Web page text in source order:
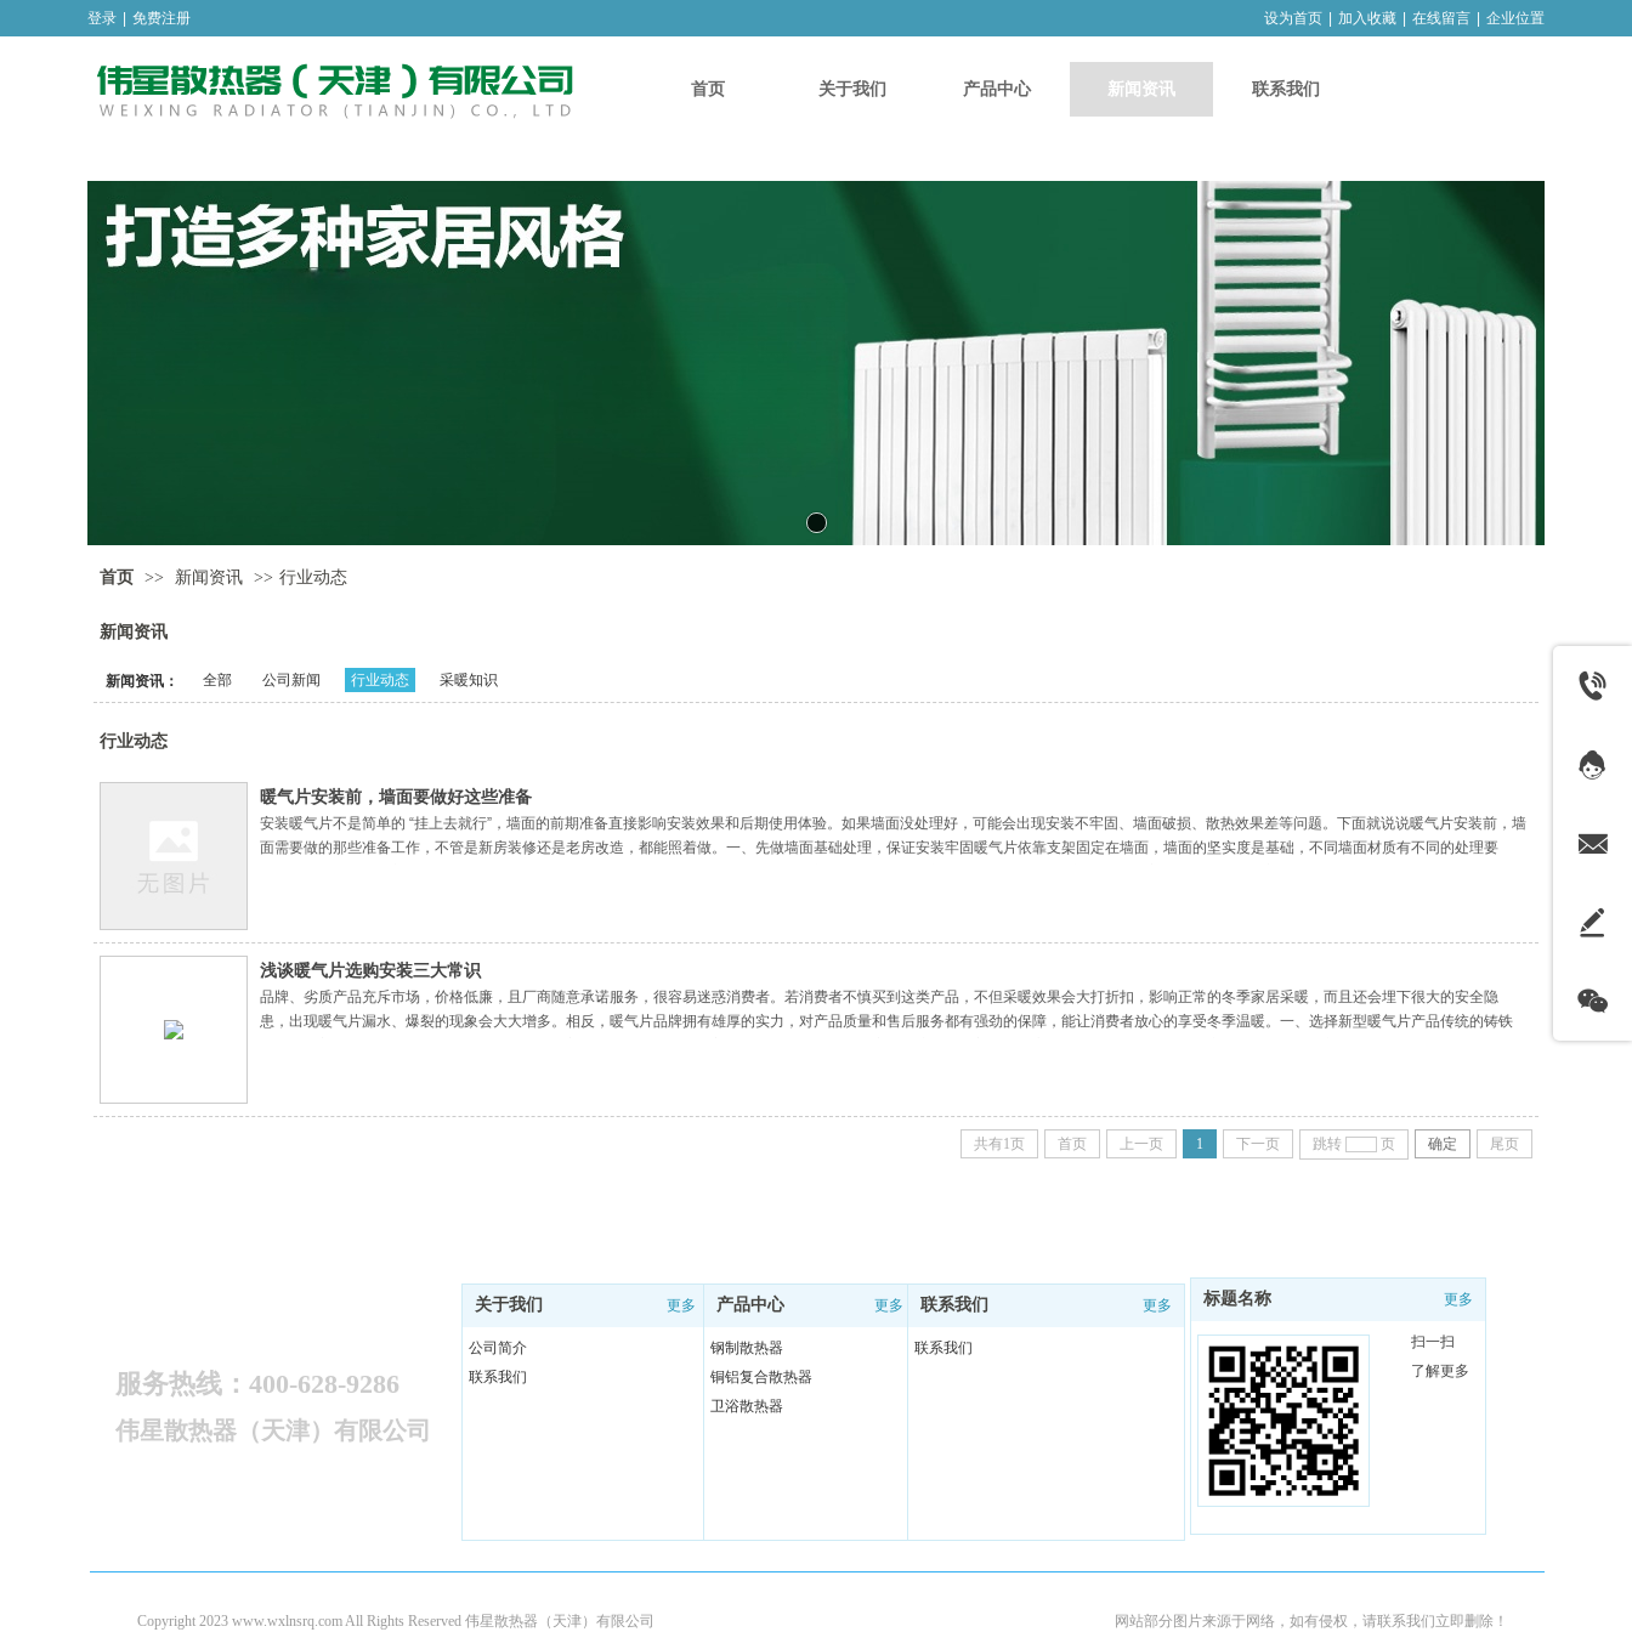
首页 关于我们 产品中心 新闻资讯 联系我们
登录 免费注册 设为首页 加入收藏 在线留言 企业位置
首页 >> 新闻资讯 >> 行业动态
新闻资讯
新闻资讯： 全部 公司新闻 行业动态 采暖知识
行业动态
暖气片安装前，墙面要做好这些准备
安装暖气片不是简单的 “挂上去就行”，墙面的前期准备直接影响安装效果和后期使用体验。如果墙面没处理好，可能会出现安装不牢固、墙面破损、散热效果差等问题。下面就说说暖气片安装前，墙
面需要做的那些准备工作，不管是新房装修还是老房改造，都能照着做。一、先做墙面基础处理，保证安装牢固暖气片依靠支架固定在墙面，墙面的坚实度是基础，不同墙面材质有不同的处理要
浅谈暖气片选购安装三大常识
品牌、劣质产品充斥市场，价格低廉，且厂商随意承诺服务，很容易迷惑消费者。若消费者不慎买到这类产品，不但采暖效果会大打折扣，影响正常的冬季家居采暖，而且还会埋下很大的安全隐
患，出现暖气片漏水、爆裂的现象会大大增多。相反，暖气片品牌拥有雄厚的实力，对产品质量和售后服务都有强劲的保障，能让消费者放心的享受冬季温暖。一、选择新型暖气片产品传统的铸铁
共有1页 首页 上一页 1 下一页 跳转 页 确定 尾页
关于我们 更多
公司简介
联系我们
产品中心 更多
钢制散热器
铜铝复合散热器
卫浴散热器
联系我们 更多
联系我们
标题名称 更多
扫一扫
了解更多
服务热线：400-628-9286
伟星散热器（天津）有限公司
Copyright 2023 www.wxlnsrq.com All Rights Reserved 伟星散热器（天津）有限公司 网站部分图片来源于网络，如有侵权，请联系我们立即删除！